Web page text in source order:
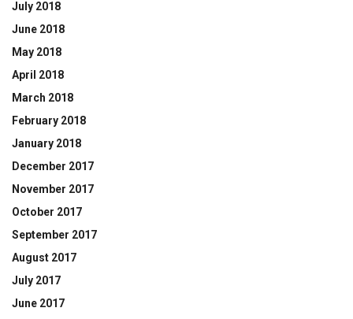
July 2018
June 2018
May 2018
April 2018
March 2018
February 2018
January 2018
December 2017
November 2017
October 2017
September 2017
August 2017
July 2017
June 2017